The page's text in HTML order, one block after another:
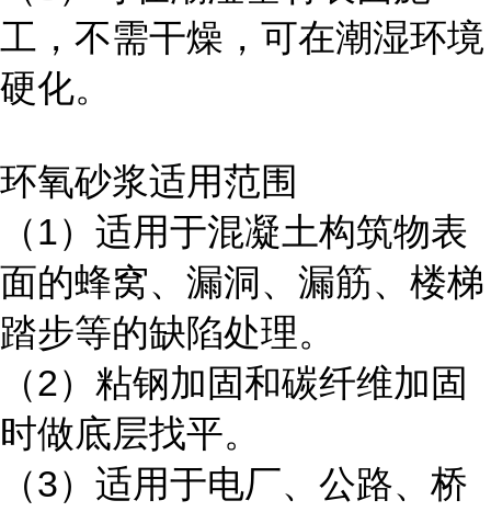
工，不需干燥，可在潮湿环境
硬化。
环氧砂浆适用范围
（1）适用于混凝土构筑物表
面的蜂窝、漏洞、漏筋、楼梯
踏步等的缺陷处理。
（2）粘钢加固和碳纤维加固
时做底层找平。
（3）适用于电厂、公路、桥